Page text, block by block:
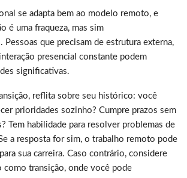
se adapta bem ao modelo remoto, e
é uma fraqueza, mas sim
Pessoas que precisam de estrutura externa,
presencial constante podem
significativas.
reflita sobre seu histórico: você
prioridades sozinho? Cumpre prazos sem
Tem habilidade para resolver problemas de
a resposta for sim, o trabalho remoto pode
sua carreira. Caso contrário, considere
como transição, onde você pode